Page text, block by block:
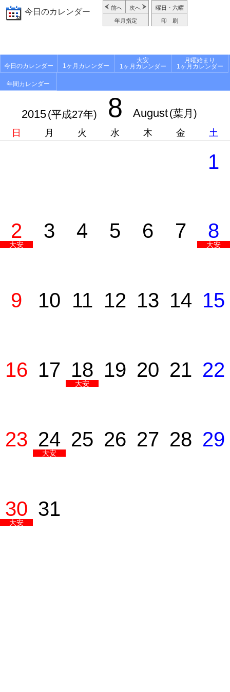
今日のカレンダー 前へ 次へ
年月指定
曜日・六曜
印 刷
今日のカレンダー 1ヶ月カレンダー
大安
1ヶ月カレンダー
月曜始まり
1ヶ月カレンダー
年間カレンダー
2015(平成27年) 8 August(葉月)
日 月 火 水 木 金 土
1
2
大安
3 4 5 6 7 8
大安
9 10 11 12 13 14 15
16 17 18
大安
19 20 21 22
23 24
大安
25 26 27 28 29
30
大安
31